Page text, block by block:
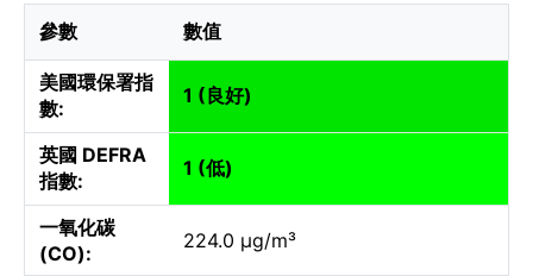
參數 數值
美國環保署指
數:
1 (良好)
英國 DEFRA
指數:
1 (低)
一氧化碳
(CO):
224.0 µg/m³